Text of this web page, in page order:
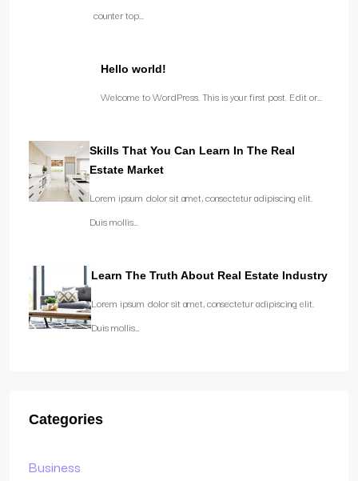
counter top…
Hello world!
Welcome to WordPress. This is your first post. Edit or…
Skills That You Can Learn In The Real
Estate Market
Lorem ipsum dolor sit amet, consectetur adipiscing elit.
Duis mollis…
Learn The Truth About Real Estate Industry
Lorem ipsum dolor sit amet, consectetur adipiscing elit.
Duis mollis…
Categories
Business